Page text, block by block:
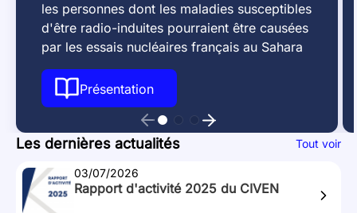
les personnes dont les maladies susceptibles
d'être radio-induites pourraient être causées
par les essais nucléaires français au Sahara
et en Polynésie. Il est présidé par M. Gilles
HERMITTE, conseiller d'État.
Le Collège du CIVEN comprend sept experts
: cinq médecins spécialisés et deux
magistrats. Onze agents préparent et
Présentation
du CIVEN
Les dernières actualités Tout voir
03/07/2026
Rapport d'activité 2025 du CIVEN